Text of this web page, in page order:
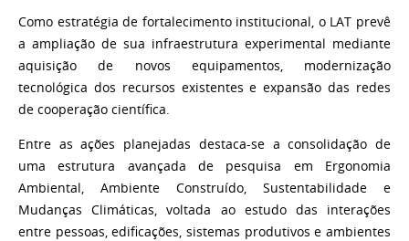
Como estratégia de fortalecimento institucional, o LAT prevê
a ampliação de sua infraestrutura experimental mediante
aquisição de novos equipamentos, modernização
tecnológica dos recursos existentes e expansão das redes
de cooperação científica.
Entre as ações planejadas destaca-se a consolidação de
uma estrutura avançada de pesquisa em Ergonomia
Ambiental, Ambiente Construído, Sustentabilidade e
Mudanças Climáticas, voltada ao estudo das interações
entre pessoas, edificações, sistemas produtivos e ambientes